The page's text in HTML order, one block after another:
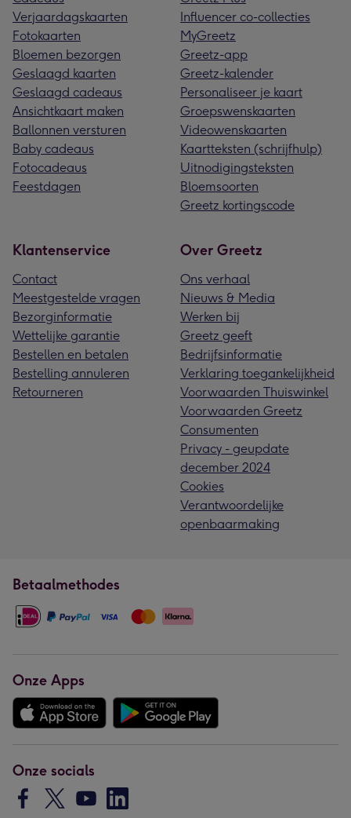
Verjaardagskaarten
Fotokaarten
Bloemen bezorgen
Geslaagd kaarten
Geslaagd cadeaus
Ansichtkaart maken
Ballonnen versturen
Baby cadeaus
Fotocadeaus
Feestdagen
Influencer co-collecties
MyGreetz
Greetz-app
Greetz-kalender
Personaliseer je kaart
Groepswenskaarten
Videowenskaarten
Kaartteksten (schrijfhulp)
Uitnodigingsteksten
Bloemsoorten
Greetz kortingscode
Klantenservice
Contact
Meestgestelde vragen
Bezorginformatie
Wettelijke garantie
Bestellen en betalen
Bestelling annuleren
Retourneren
Over Greetz
Ons verhaal
Nieuws & Media
Werken bij
Greetz geeft
Bedrijfsinformatie
Verklaring toegankelijkheid
Voorwaarden Thuiswinkel
Voorwaarden Greetz
Consumenten
Privacy - geupdate
december 2024
Cookies
Verantwoordelijke
openbaarmaking
Betaalmethodes
Onze Apps
Onze socials